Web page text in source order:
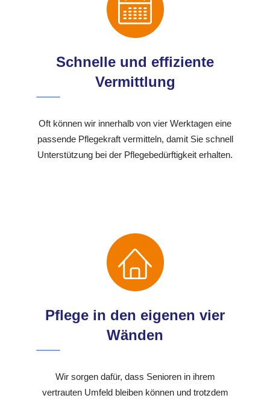
Schnelle und effiziente
Vermittlung
Oft können wir innerhalb von vier Werktagen eine
passende Pflegekraft vermitteln, damit Sie schnell
Unterstützung bei der Pflegebedürftigkeit erhalten.
Pflege in den eigenen vier
Wänden
Wir sorgen dafür, dass Senioren in ihrem
vertrauten Umfeld bleiben können und trotzdem